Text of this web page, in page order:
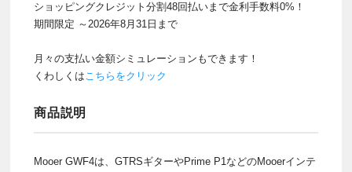
ショッピングクレジット分割48回払いまで金利手数料0%！
期間限定 ～2026年8月31日まで
月々の支払い金額シミュレーションもできます！
くわしくはこちらをクリック
商品説明
Mooer GWF4は、GTRSギターやPrime P1などのMooerインテ